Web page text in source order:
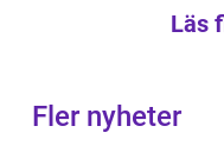
Läs
Fler nyheter